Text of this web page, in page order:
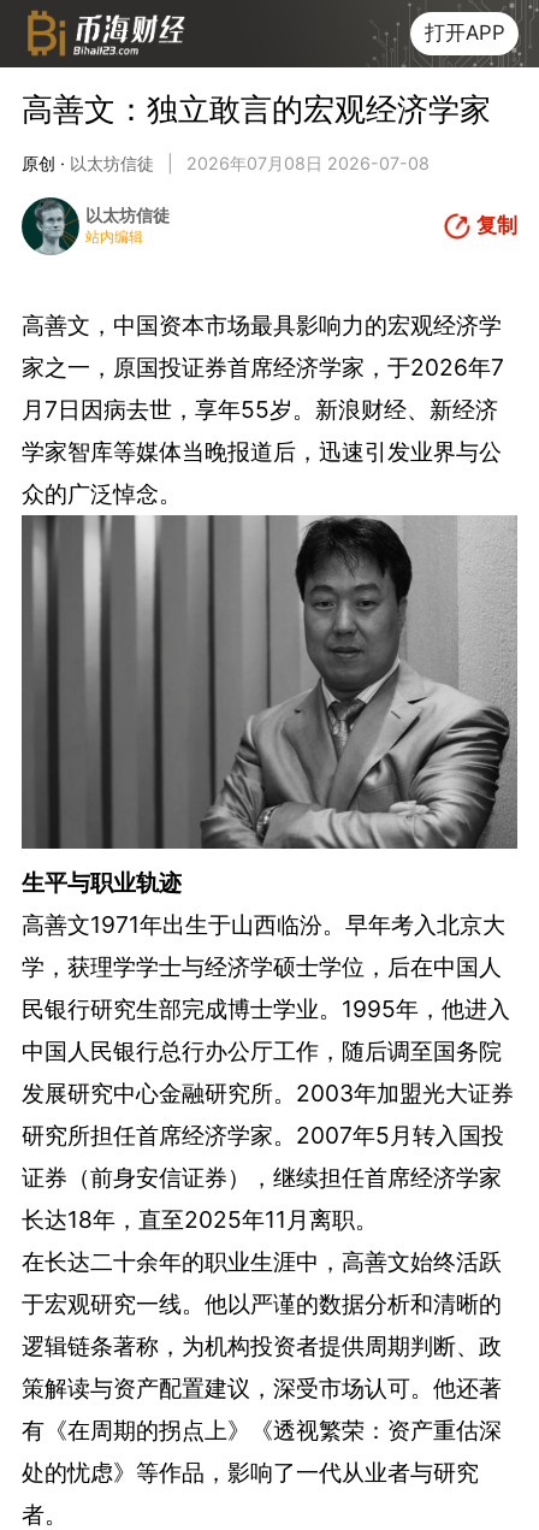
打开APP
高善文：独立敢言的宏观经济学家
原创 · 以太坊信徒 2026年07月08日 2026-07-08
以太坊信徒
站内编辑 复制
高善文，中国资本市场最具影响力的宏观经济学
家之一，原国投证券首席经济学家，于2026年7
月7日因病去世，享年55岁。新浪财经、新经济
学家智库等媒体当晚报道后，迅速引发业界与公
众的广泛悼念。
生平与职业轨迹
高善文1971年出生于山西临汾。早年考入北京大
学，获理学学士与经济学硕士学位，后在中国人
民银行研究生部完成博士学业。1995年，他进入
中国人民银行总行办公厅工作，随后调至国务院
发展研究中心金融研究所。2003年加盟光大证券
研究所担任首席经济学家。2007年5月转入国投
证券（前身安信证券），继续担任首席经济学家
长达18年，直至2025年11月离职。
在长达二十余年的职业生涯中，高善文始终活跃
于宏观研究一线。他以严谨的数据分析和清晰的
逻辑链条著称，为机构投资者提供周期判断、政
策解读与资产配置建议，深受市场认可。他还著
有《在周期的拐点上》《透视繁荣：资产重估深
处的忧虑》等作品，影响了一代从业者与研究
者。